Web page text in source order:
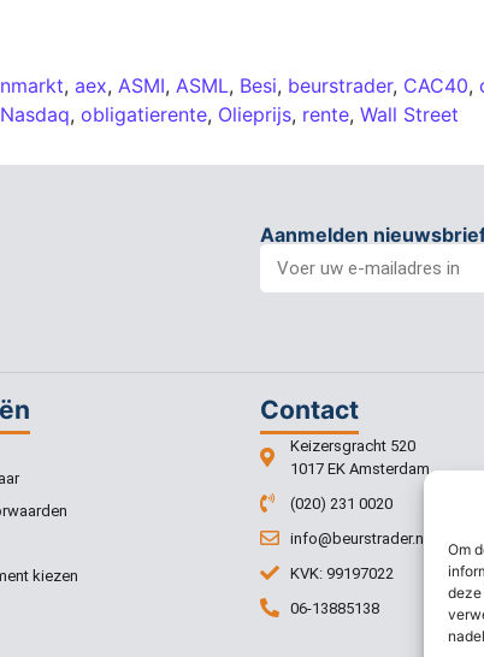
Om
, aex, ASMI, ASML, Besi, beurstrader, CAC40,
Nasdaq, obligatierente, Olieprijs, rente, Wall Street
Aanmelden
kiezen
Contact
Keizersgracht 520
1017 EK Amsterdam
(020) 231 0020
info@beurstrader.nl
KVK: 99197022
06-13885138